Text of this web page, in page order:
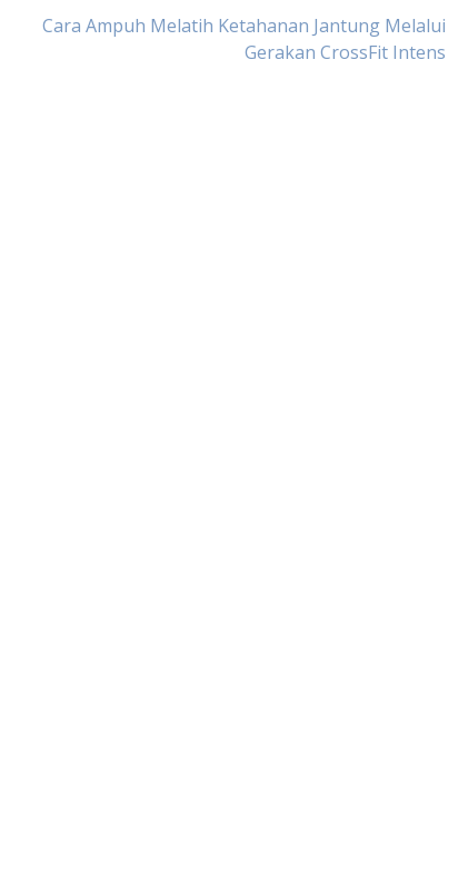
Cara Ampuh Melatih Ketahanan Jantung Melalui
Gerakan CrossFit Intens